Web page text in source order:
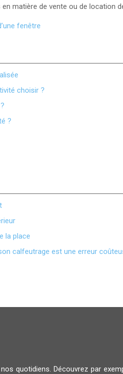
matière de vente ou de location
fenêtre
choisir ?
?
la place
calfeutrage est une erreur
quotidiens. Découvrez par